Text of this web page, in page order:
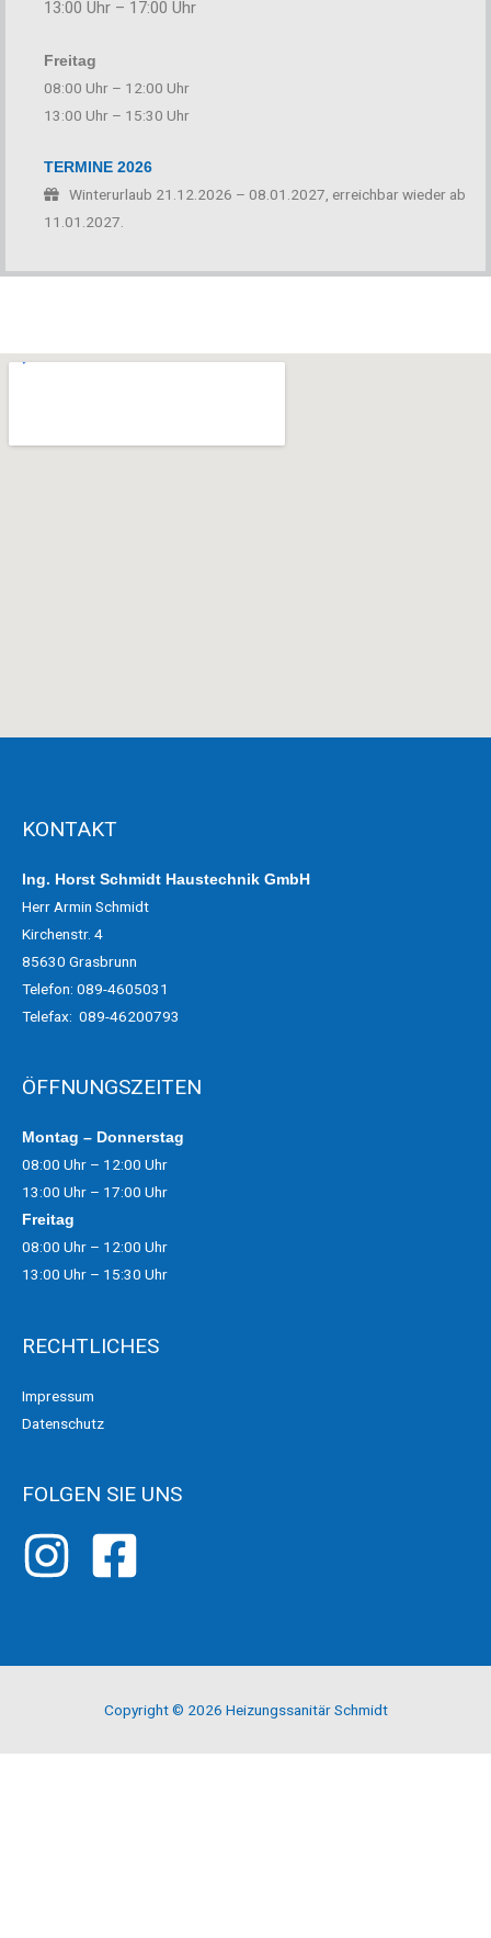
13:00 Uhr – 17:00 Uhr
Freitag
08:00 Uhr – 12:00 Uhr
13:00 Uhr – 15:30 Uhr
TERMINE 2026
Winterurlaub 21.12.2026 – 08.01.2027, erreichbar wieder ab
11.01.2027.
KONTAKT
Ing. Horst Schmidt Haustechnik GmbH
Herr Armin Schmidt
Kirchenstr. 4
85630 Grasbrunn
Telefon: 089-4605031
Telefax: 089-46200793
ÖFFNUNGSZEITEN
Montag – Donnerstag
08:00 Uhr – 12:00 Uhr
13:00 Uhr – 17:00 Uhr
Freitag
08:00 Uhr – 12:00 Uhr
13:00 Uhr – 15:30 Uhr
RECHTLICHES
Impressum
Datenschutz
FOLGEN SIE UNS
Copyright © 2026 Heizungssanitär Schmidt